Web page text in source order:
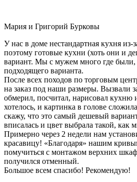
Мария и Григорий Бурковы
У нас в доме нестандартная кухня из-
поэтому готовые кухни (хоть они и
вариант. Мы с мужем много где
подходящего варианта.
После всех походов по торговым
на заказ под наши размеры. Вызвали
обмерил, посчитал, нарисовал кухню
хотелось, и картинка в голове
скажу, что это самый дешевый
вписалась и цвет выбрала такой, как
Примерно через 2 недели нам
красавицу! «Благодаря» нашим
помучиться с монтажом верхних
получился отменный.
Большое всем спасибо! Рекомендую!